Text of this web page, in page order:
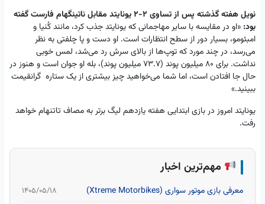
نویل هفته گذشته پس از تساوی ۲-۲ یونایتد مقابل ناتینگهام فارست گفته
بود: «او در مقایسه با سایر مهاجمانی که یونایتد جذب کرد، مانند کُنیا و
امبئومو، بسیار دور از سطح انتظارات است. او دست و پا چلفتی به نظر
می‌رسد، در چند مورد که توپ‌ها از بالای سرش رد می‌شد، لمس خوبی
نداشت. برای ۸۰ میلیون پوند (۷۳.۷ میلیون پوند)، بله او جوان است و هنوز در
حال جا افتادن است، اما شما می‌خواهید چیز بیشتری از یک ستاره گرانقیمت
ببینید.»
یونایتد امروز در بازی ابتدایی هفته یازدهم لیگ برتر به مصاف تاتنهام خواهد
رفت.
مهم‌ترین اخبار
معرفی بازی موتور سواری (Xtreme Motorbikes) ۱۴۰۵/۰۵/۱۸